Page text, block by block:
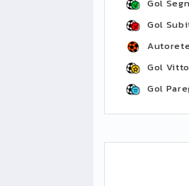
Gol
Gol
Gol
Gol